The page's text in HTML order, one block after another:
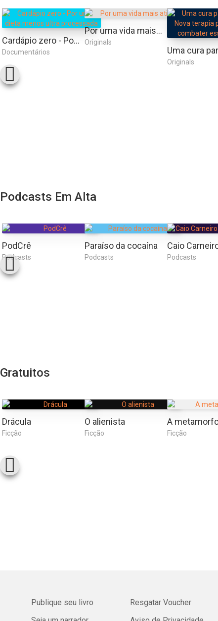
Cardápio zero - Por uma dieta menos ultra processada
Documentários
Por uma vida mais ativa
Originals
Originals
Podcasts Em Alta
PodCrê
Podcasts
Paraíso da cocaína
Podcasts Podcasts
Gratuitos
Drácula
Ficção
O alienista
Ficção
A
Ficção
Publique seu livro
Resgatar Voucher